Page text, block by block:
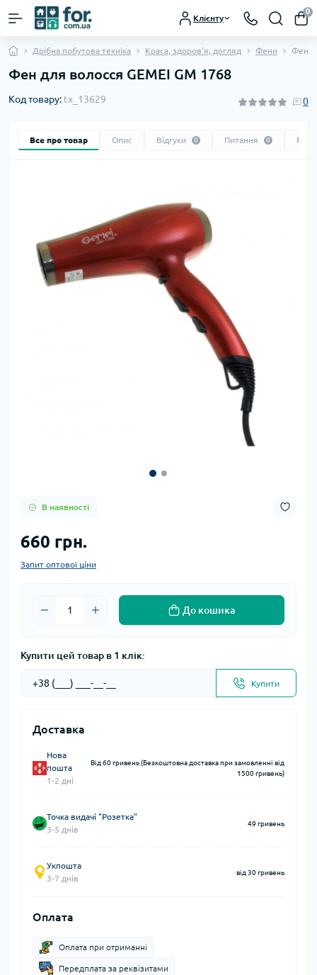
Клієнту
0
Дрібна побутова техніка Краса, здоров'я, догляд Фени Фен
Фен для волосся GEMEI GM 1768
Код товару: tx_13629 0
Все про товар Опис Відгуки 0 Питання 0
В наявності
660 грн.
Запит оптової ціни
До кошика
Купити цей товар в 1 клік:
Купити
Доставка
Нова
пошта
1-2 дні
Від 60 гривень (Безкоштовна доставка при замовленні від
1500 гривень)
Точка видачі "Розетка"
3-5 днів
49 гривень
Укпошта
3-7 днів
від 30 гривень
Оплата
Оплата при отриманні
Передплата за реквізитами